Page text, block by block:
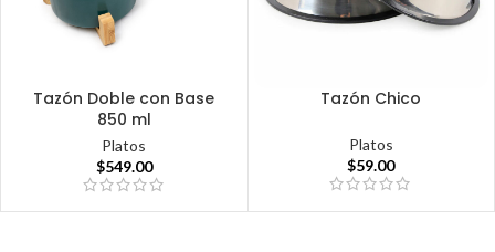
Tazón Doble con Base
850 ml
Platos
$549.00
Tazón Chico
Platos
$59.00